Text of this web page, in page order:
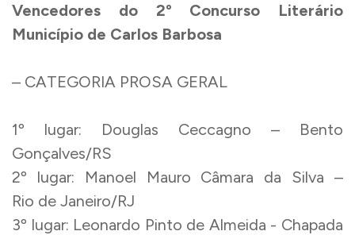
Vencedores do 2º Concurso Literário
Município de Carlos Barbosa
– CATEGORIA PROSA GERAL
1º lugar: Douglas Ceccagno – Bento
Gonçalves/RS
2º lugar: Manoel Mauro Câmara da Silva –
Rio de Janeiro/RJ
3º lugar: Leonardo Pinto de Almeida - Chapada